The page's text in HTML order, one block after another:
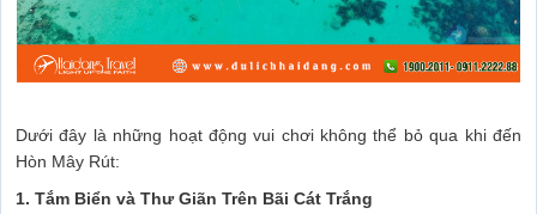
Dưới đây là những hoạt động vui chơi không thể bỏ qua khi đến
Hòn Mây Rút:
1. Tắm Biển và Thư Giãn Trên Bãi Cát Trắng